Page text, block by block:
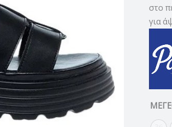
στο
για